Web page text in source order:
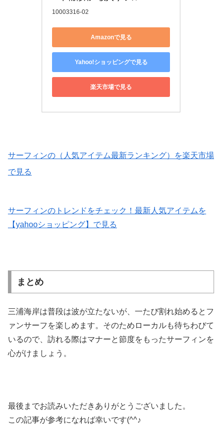
10003316-02
Amazonで見る
Yahoo!ショッピングで見る
楽天市場で見る
サーフィンの（人気アイテム最新ランキング）を楽天市場
で見る
サーフィンのトレンドをチェック！最新人気アイテムを
【yahooショッピング】で見る
まとめ
三浦海岸は普段は波が立たないが、一たび割れ始めるとフ
ァンサーフを楽しめます。そのためローカルも待ちわびて
いるので、訪れる際はマナーと節度をもったサーフィンを
心がけましょう。
最後までお読みいただきありがとうございました。
この記事が参考になれば幸いです(^^♪